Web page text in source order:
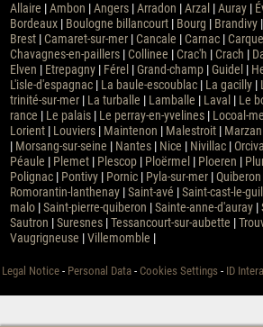
Allaire Ambon Angers| Arradon Arzal| Auray|
Bordeaux| Boulogne billancourt| Bourg Brandivy|
Brest| Camaret-sur-mer| Cancale Carnac|
Chavagnes-en-paillers| Collinee Crac'h Crach
Elven
Etrepagny| Férel| Grand-champ| Guidel|
L'isle-d'espagnac| La baule-escoublac| La gacilly|
trinité-sur-mer| La turballe Lamballe Laval| Le
rance
Le palais| Le perray-en-yvelines| Locoal-
Lorient| Louviers| Maintenon Malestroit| Marzan
Morsang-sur-seine Nantes| Nice Nivillac|
Péaule
Plemet| Plescop| Ploërmel| Ploeren
Polignac| Pontivy| Pornic| Pyla-sur-mer| Quiberon
Romorantin-lanthenay| Saint-avé Saint-cast-le-
malo| Saint-pierre-quiberon Sainte-anne-d'auray|
Sautron Suresnes| Tessancourt-sur-aubette
Vaugrigneuse Villemomble
Legal Notice - Personal Data - Cookies Settings - ID